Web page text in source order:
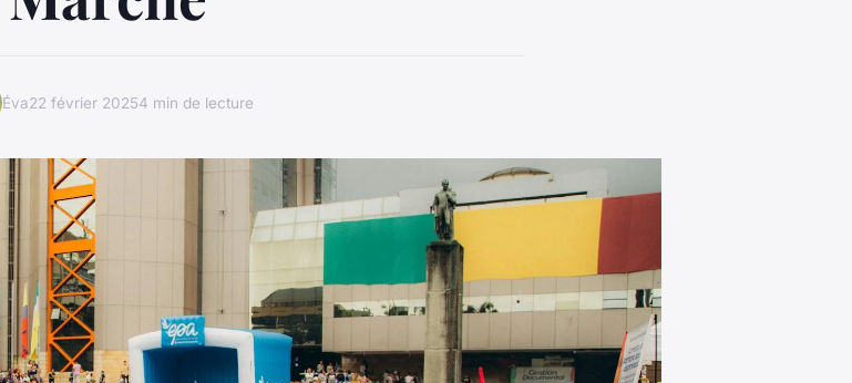
Éva22 février 20254 min de lecture